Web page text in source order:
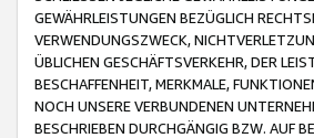
GEWÄHRLEISTUNGEN BEZÜGLICH
VERWENDUNGSZWECK,
ÜBLICHEN GESCHÄFTSVERKEHR, DER
BESCHAFFENHEIT, MERKMALE,
NOCH UNSERE VERBUNDENEN
BESCHRIEBEN DURCHGÄNGIG BZW. AUF